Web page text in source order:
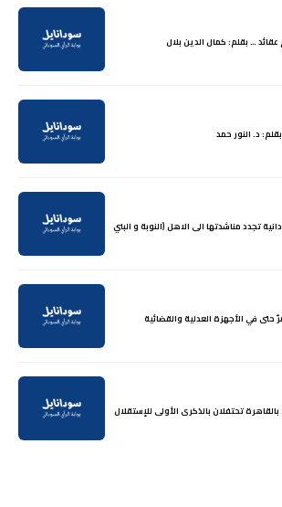
… بقلم: كمال الدين بلال
تجدد مناشدتها الى الاهل (النوبة و البني
في الأجهزة العدلية والقضائية
تحتفلان بالذكرى الأولى للإستقلال